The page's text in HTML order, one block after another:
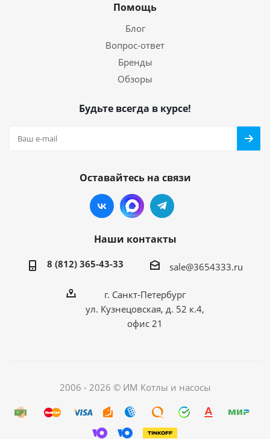
Помощь
Блог
Вопрос-ответ
Бренды
Обзоры
Будьте всегда в курсе!
Оставайтесь на связи
Наши контакты
8 (812) 365-43-33 sale@3654333.ru
г. Санкт-Петербург
ул. Кузнецовская, д. 52 к.4,
офис 21
2006 - 2026 © ИМ Котлы и насосы